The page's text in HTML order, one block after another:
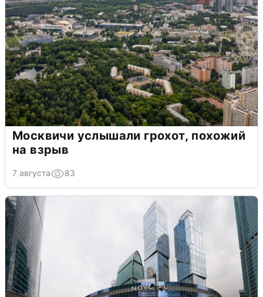
Москвичи услышали грохот, похожий
на взрыв
7 августа 83